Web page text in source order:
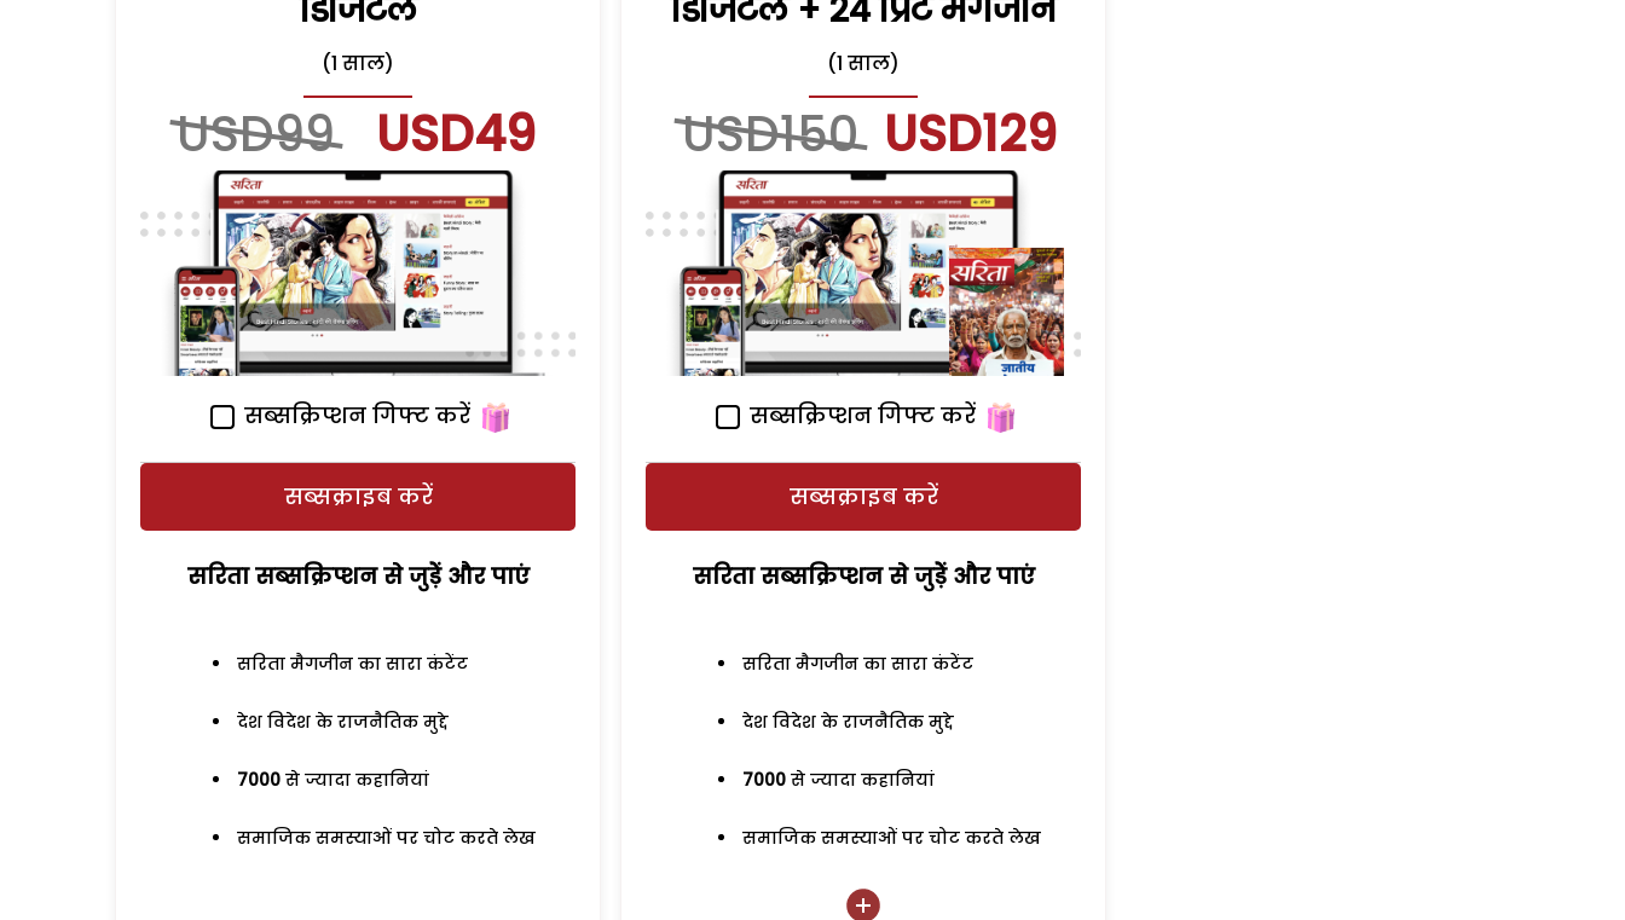
डिजिटल
(1 साल)
USD99 USD49
सब्सक्रिप्शन गिफ्ट करें
सब्सक्राइब करें
सरिता सब्सक्रिप्शन से जुड़ेें और पाएं
सरिता मैगजीन का सारा कंटेंट
देश विदेश के राजनैतिक मुद्दे
7000 से ज्यादा कहानियां
समाजिक समस्याओं पर चोट करते लेख
डिजिटल + 24 प्रिंट मैगजीन
(1 साल)
USD150 USD129
सब्सक्रिप्शन गिफ्ट करें
सब्सक्राइब करें
सरिता सब्सक्रिप्शन से जुड़ेें और पाएं
सरिता मैगजीन का सारा कंटेंट
देश विदेश के राजनैतिक मुद्दे
7000 से ज्यादा कहानियां
समाजिक समस्याओं पर चोट करते लेख